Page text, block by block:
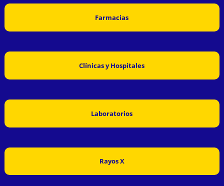
Farmacias
Clínicas y Hospitales
Laboratorios
Rayos X